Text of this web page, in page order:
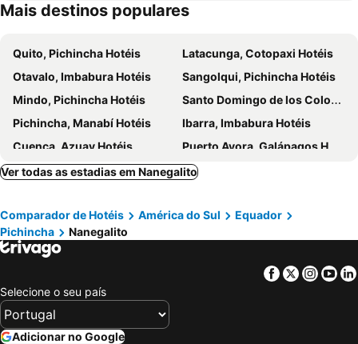
Mais destinos populares
Quito, Pichincha Hotéis
Latacunga, Cotopaxi Hotéis
Otavalo, Imbabura Hotéis
Sangolqui, Pichincha Hotéis
Mindo, Pichincha Hotéis
Santo Domingo de los Colorados, Santo Domingo de Los Tsáchilas Hotéis
Pichincha, Manabí Hotéis
Ibarra, Imbabura Hotéis
Cuenca, Azuay Hotéis
Puerto Ayora, Galápagos Hotéis
Guayaquil, Guayas Hotéis
Salinas, Santa Elena Hotéis
Puerto Villamil, Galápagos Hotéis
Baños, Tungurahua Hotéis
Ver todas as estadias em Nanegalito
Comparador de Hotéis América do Sul
Equador
Pichincha
Nanegalito
Facebook
Twitter
Selecione o seu país
Adicionar no Google